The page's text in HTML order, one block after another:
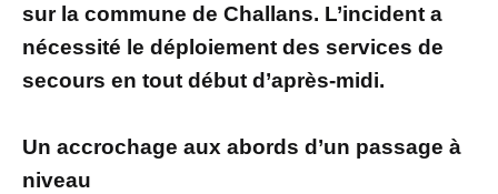
sur la commune de Challans. L’incident a
nécessité le déploiement des services de
secours en tout début d’après-midi.
Un accrochage aux abords d’un passage à
niveau